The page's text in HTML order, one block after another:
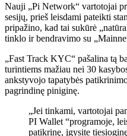
Nauji „Pi Network“ vartotojai
sesijų, prieš leisdami pateikti
pripažino, kad tai sukūrė
tinklo ir bendravimo su
„Fast Track KYC“ pašalina tą
turintiems mažiau nei 30
ankstyvojo tapatybės
pagrindinę piniginę.
„Jei tinkami, vartotojai
PI Wallet “programoje,
patikrinę, įgysite